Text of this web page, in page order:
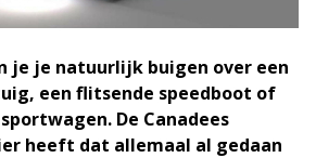
je je natuurlijk buigen over een
een flitsende speedboot of
De Canadees
heeft dat allemaal al gedaan